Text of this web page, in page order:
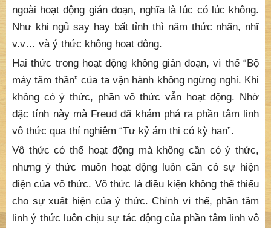
ngoài hoạt động gián đoạn, nghĩa là lúc có lúc không.
Như khi ngủ say hay bất tỉnh thì năm thức nhãn, nhĩ
v.v… và ý thức không hoạt động.
Hai thức trong hoạt động không gián đoạn, vì thế “Bộ
máy tâm thần” của ta vận hành không ngừng nghỉ. Khi
không có ý thức, phần vô thức vẫn hoạt động. Nhờ
đặc tính này mà Freud đã khám phá ra phần tâm linh
vô thức qua thí nghiệm “Tự kỷ ám thị có kỳ hạn”.
Vô thức có thể hoạt động mà không cần có ý thức,
nhưng ý thức muốn hoạt động luôn cần có sự hiện
diện của vô thức. Vô thức là điều kiện không thể thiếu
cho sự xuất hiện của ý thức. Chính vì thế, phần tâm
linh ý thức luôn chịu sự tác động của phần tâm linh vô